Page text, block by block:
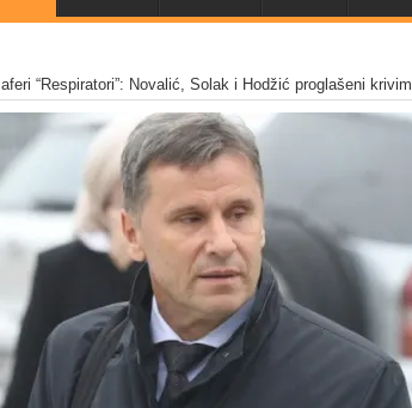
“Respiratori”: Novalić, Solak i Hodžić proglašeni krivim